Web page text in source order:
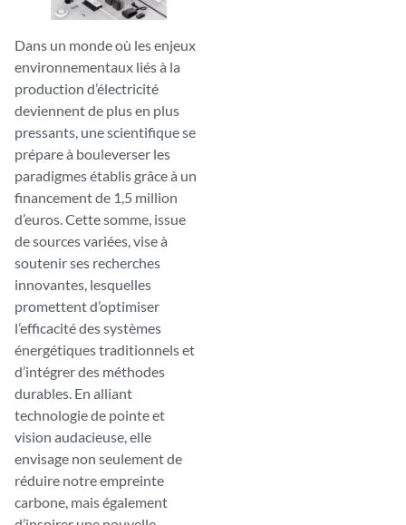
Dans un monde où les enjeux
environnementaux liés à la
production d’électricité
deviennent de plus en plus
pressants, une scientifique se
prépare à bouleverser les
paradigmes établis grâce à un
financement de 1,5 million
d’euros. Cette somme, issue
de sources variées, vise à
soutenir ses recherches
innovantes, lesquelles
promettent d’optimiser
l’efficacité des systèmes
énergétiques traditionnels et
d’intégrer des méthodes
durables. En alliant
technologie de pointe et
vision audacieuse, elle
envisage non seulement de
réduire notre empreinte
carbone, mais également